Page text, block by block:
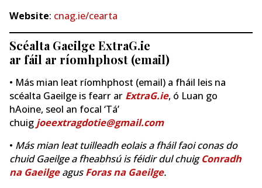
Website: cnag.ie/cearta
Scéalta Gaeilge ExtraG.ie
ar fáil ar ríomhphost (email)
• Más mian leat ríomhphost (email) a fháil leis na
scéalta Gaeilge is fearr ar ExtraG.ie, ó Luan go
hAoine, seol an focal ‘Tá’
chuig joeextragdotie@gmail.com
• Más mian leat tuilleadh eolais a fháil faoi conas do
chuid Gaeilge a fheabhsú is féidir dul chuigConradh
na GaeilgeagusForas na Gaeilge.